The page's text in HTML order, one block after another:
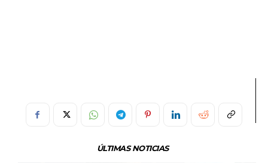
ÚLTIMAS NOTICIAS